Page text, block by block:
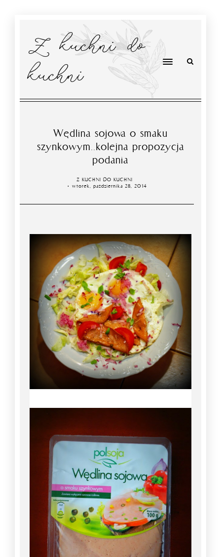
Z kuchni do
kuchni
Wędlina sojowa o smaku
szynkowym..kolejna propozycja
podania
Z KUCHNI DO KUCHNI
wtorek, października 28, 2014